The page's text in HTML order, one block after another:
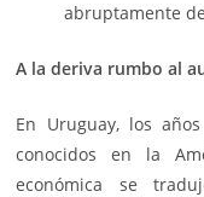
abruptamente
A la deriva rumbo al
En Uruguay, los
conocidos en la
económica se